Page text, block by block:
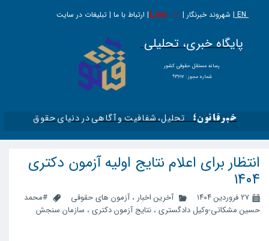
EN | شهروند خبرنگار | | ارتباط با ما | تبلیغات در سایت
Live
پایگاه خبری، تحلیلی
​​​​رسانه مستقل حقوقی کشور
شماره مجوز : ۹۳۶۱۷
خبرقانون؛ تحلیل، شفافیت و آگاهی در دنیای حقوق​​​​​​​
انتظار برای اعلام نتایج اولیه آزمون دکتری
۱۴۰۴
۲۷ فروردین ۱۴۰۴ آخرین اخبار ،آزمون های حقوقی
#محمد
حسین مشکاتی-وکیل دادگستری ، نتایج آزمون دکتری ، سازمان سنجش